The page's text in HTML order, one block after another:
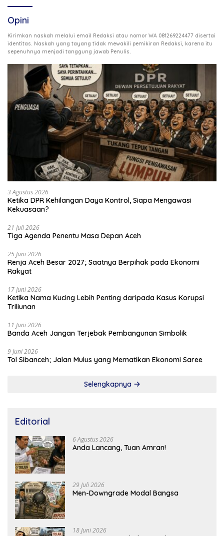
Opini
Kirimkan naskah melalui email Redaksi atau nomor WA 081269224477 disertai
identitas. Naskah yang tayang tidak mewakili pemikiran Redaksi, karena itu
sepenuhnya menjadi tanggung jawab Penulis
3 Agustus 2026
Ketika DPR Kehilangan Daya Kontrol, Siapa Mengawasi
Kekuasaan?
21 Juli 2026
Tiga Agenda Penentu Masa Depan Aceh
25 Juni 2026
Renja Aceh Besar 2027; Saatnya Berpihak pada Ekonomi
Rakyat
17 Juni 2026
Ketika Nama Kucing Lebih Penting daripada Kasus Korupsi
Triliunan
11 Juni 2026
Banda Aceh Jangan Terjebak Pembangunan Simbolik
9 Juni 2026
Tol Sibanceh; Jalan Mulus yang Mematikan Ekonomi Saree
Selengkapnya
Editorial
6 Agustus 2026
Anda Lancang, Tuan Amran!
29 Juli 2026
Men-Downgrade Modal Bangsa
18 Juni 2026